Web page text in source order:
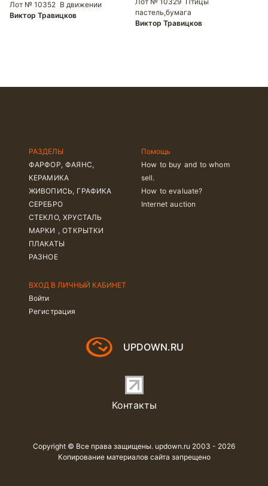
Лот № 10352 В движении
Виктор Травицков
пастель,бумага
Виктор Травицков
РАЗДЕЛЫ
ФАРФОР, ФАЯНС,
КЕРАМИКА
ЖИВОПИСЬ, ГРАФИКА
СЕРЕБРО
СТЕКЛО, ХРУСТАЛЬ
МАРКИ , ОТКРЫТКИ
ПЛАКАТЫ
РАЗНОЕ
Помощь
How to buy and to whom
sell.
How to evaluate?
Internet auction
ВХОД В ЛИЧНЫЙ КАБИНЕТ
Войти
Регистрация
UPDOWN.RU
Контакты
Copyright © Все права защищены. updown.ru 2003 - 2026
Копирование материалов сайта запрещено